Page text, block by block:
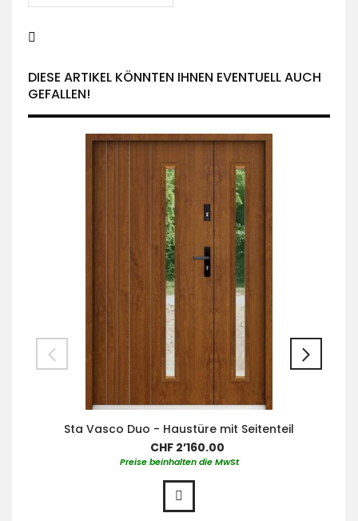
DIESE ARTIKEL KÖNNTEN IHNEN EVENTUELL AUCH
GEFALLEN!
Sta Vasco Duo - Haustüre mit Seitenteil
CHF 2’160.00
Preise beinhalten die MwSt